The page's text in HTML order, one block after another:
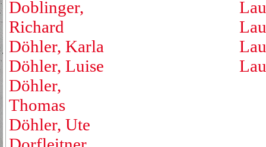
Doblinger,
Richard
Döhler, Karla
Döhler, Luise
Döhler,
Thomas
Döhler, Ute